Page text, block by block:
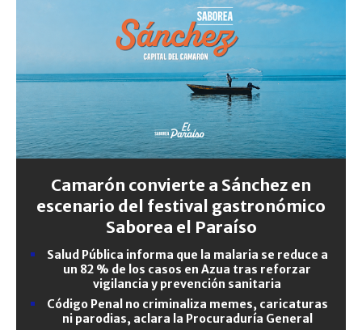
Camarón convierte a Sánchez en
escenario del festival gastronómico
Saborea el Paraíso
Salud Pública informa que la malaria se reduce a
un 82 % de los casos en Azua tras reforzar
vigilancia y prevención sanitaria
Código Penal no criminaliza memes, caricaturas
ni parodias, aclara la Procuraduría General